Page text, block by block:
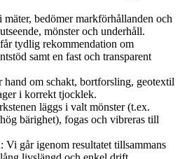
bedömer markförhållanden och
mönster och underhåll.
tydlig rekommendation om
samt en fast och transparent
hand om schakt, bortforsling, geotextil
i korrekt tjocklek.
läggs i valt mönster (t.ex.
bärighet), fogas och vibreras till
Vi går igenom resultatet tillsammans